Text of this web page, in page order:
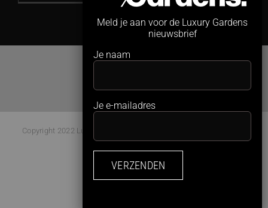
Copyright 2022 Luxury Gardens Magazine | All Rights Reserved |
Webdesign:Studio Kaboem!
Facebook
Instagram
Meld je aan voor de Luxury Gardens
nieuwsbrief
Je naam
Je e-mailadres